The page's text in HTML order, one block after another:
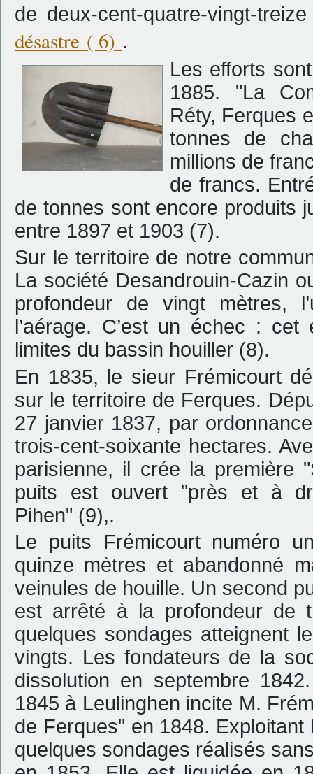
de deux-cent-quatre-vingt-
désastre ( 6) .
Les efforts
1885. "La
Réty, Ferques
tonnes de
millions de
de francs.
de tonnes sont encore produits
entre 1897 et 1903 (7).
Sur le territoire de notre
La société Desandrouin-Cazin
profondeur de vingt mètres,
l’aérage. C’est un échec :
limites du bassin houiller (8).
En 1835, le sieur Frémicourt
sur le territoire de Ferques.
27 janvier 1837, par
trois-cent-soixante hectares.
parisienne, il crée la première
puits est ouvert "près et à
Pihen" (9),.
Le puits Frémicourt numéro
quinze mètres et abandonné
veinules de houille. Un second
est arrêté à la profondeur de
quelques sondages atteignent
vingts. Les fondateurs de la
dissolution en septembre
1845 à Leulinghen incite M.
de Ferques" en 1848.
quelques sondages réalisés